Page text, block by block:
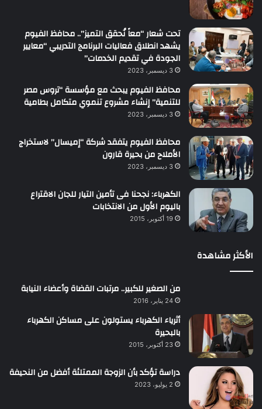
تحت شعار “معاً نُحقق التميز”.. محافظ الفيوم
يشهد انطلاق فعاليات البرنامج التدريبي “معايير
الجودة في تقديم الخدمات”
3 ديسمبر، 2023
محافظ الفيوم يبحث مع مؤسسة “تروس مصر
للتنمية” إنشاء مشروع تنموي متكامل بطامية
3 ديسمبر، 2023
محافظ الفيوم يتفقد شركة “إميسال” لاستخراج
الأملاح من بحيرة قارون
3 ديسمبر، 2023
الكهرباء: نجحنا فى تأمين التيار للجان الاقتراع
باليوم الأول من الانتخابات
19 أكتوبر، 2015
الأكثر مشاهدة
من الصغير للكبير.. مرتبات القضاة وأعضاء النيابة
24 يناير، 2016
أثرياء الكهرباء يستولون على مساكن الكهرباء
بالبحيرة
23 أكتوبر، 2015
دراسة تؤكد بأن الزوجة الممتلئة أفضل من النحيفة
2 يوليو، 2023